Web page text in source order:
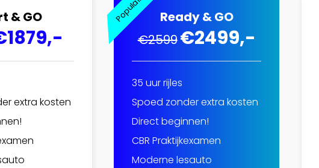
& GO
extra kosten
Ready & GO
€2599€2499,-
35 uur rijles
Spoed zonder extra kosten
Direct beginnen!
CBR Praktijkexamen
Moderne lesauto